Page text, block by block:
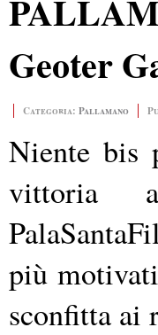
Geoter
Categoria: Pallamano
Niente bis
vittoria
più
sconfitta ai